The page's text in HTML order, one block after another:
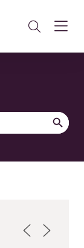
BOTÓN DE